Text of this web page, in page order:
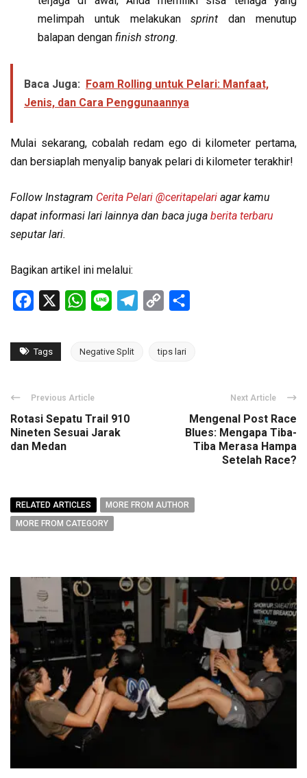
melimpah untuk melakukansprint dan menutup
balapan dengan finish strong.
Baca Juga: Foam Rolling untuk Pelari: Manfaat,
Jenis, dan Cara Penggunaannya
Mulai sekarang, cobalah redam ego di kilometer pertama,
dan bersiaplah menyalip banyak pelari di kilometer terakhir!
Follow Instagram Cerita Pelari @ceritapelari agar kamu
dapat informasi lari lainnya dan baca juga berita terbaru
seputar lari.
Bagikan artikel ini melalui:
Facebook WhatsApp
Line Telegram
Copy
Tags Negative Split tips lari
Previous Article
Rotasi Sepatu Trail 910
Nineten Sesuai Jarak
dan Medan
Next Article
Mengenal Post Race
Blues: Mengapa Tiba-
Tiba Merasa Hampa
Setelah Race?
RELATED ARTICLES
MORE FROM AUTHOR
MORE FROM CATEGORY